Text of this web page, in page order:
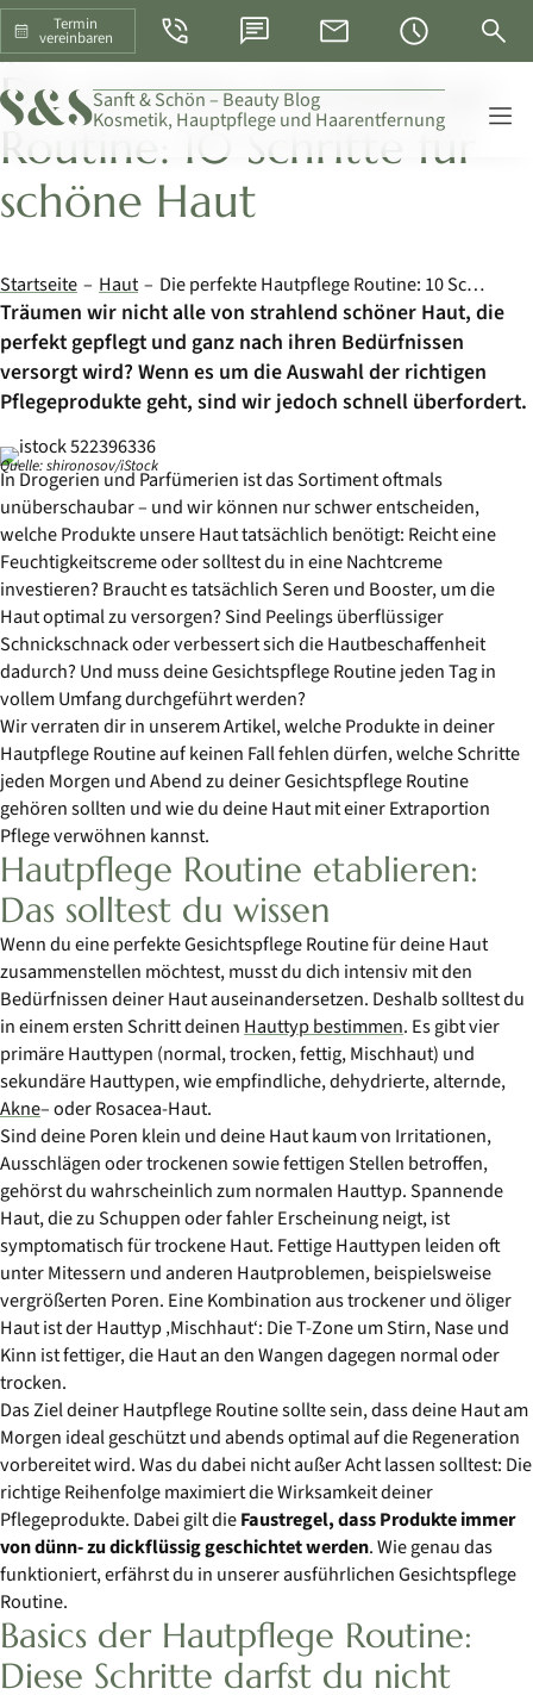
Termin
vereinbaren
Telefon WhatsApp E-Mail Öffnungszeiten
Sanft & Schön – Beauty Blog
Kosmetik, Hauptpflege und Haarentfernung
HAUT
Die perfekte Hautpflege
Routine: 10 Schritte für
schöne Haut
Startseite Haut Die perfekte Hautpflege Routine: 10 Schritte für schöne Haut
Träumen wir nicht alle von strahlend schöner Haut, die
perfekt gepflegt und ganz nach ihren Bedürfnissen
versorgt wird? Wenn es um die Auswahl der richtigen
Pflegeprodukte geht, sind wir jedoch schnell überfordert.
Quelle: shironosov/iStock
In Drogerien und Parfümerien ist das Sortiment oftmals
unüberschaubar – und wir können nur schwer entscheiden,
welche Produkte unsere Haut tatsächlich benötigt: Reicht eine
Feuchtigkeitscreme oder solltest du in eine Nachtcreme
investieren? Braucht es tatsächlich Seren und Booster, um die
Haut optimal zu versorgen? Sind Peelings überflüssiger
Schnickschnack oder verbessert sich die Hautbeschaffenheit
dadurch? Und muss deine Gesichtspflege Routine jeden Tag in
vollem Umfang durchgeführt werden?
Wir verraten dir in unserem Artikel, welche Produkte in deiner
Hautpflege Routine auf keinen Fall fehlen dürfen, welche Schritte
jeden Morgen und Abend zu deiner Gesichtspflege Routine
gehören sollten und wie du deine Haut mit einer Extraportion
Pflege verwöhnen kannst.
Hautpflege Routine etablieren:
Das solltest du wissen
Wenn du eine perfekte Gesichtspflege Routine für deine Haut
zusammenstellen möchtest, musst du dich intensiv mit den
Bedürfnissen deiner Haut auseinandersetzen. Deshalb solltest du
in einem ersten Schritt deinen Hauttyp bestimmen. Es gibt vier
primäre Hauttypen (normal, trocken, fettig, Mischhaut) und
sekundäre Hauttypen, wie empfindliche, dehydrierte, alternde,
Akne– oder Rosacea-Haut.
Sind deine Poren klein und deine Haut kaum von Irritationen,
Ausschlägen oder trockenen sowie fettigen Stellen betroffen,
gehörst du wahrscheinlich zum normalen Hauttyp. Spannende
Haut, die zu Schuppen oder fahler Erscheinung neigt, ist
symptomatisch für trockene Haut. Fettige Hauttypen leiden oft
unter Mitessern und anderen Hautproblemen, beispielsweise
vergrößerten Poren. Eine Kombination aus trockener und öliger
Haut ist der Hauttyp ‚Mischhaut‘: Die T-Zone um Stirn, Nase und
Kinn ist fettiger, die Haut an den Wangen dagegen normal oder
trocken.
Das Ziel deiner Hautpflege Routine sollte sein, dass deine Haut am
Morgen ideal geschützt und abends optimal auf die Regeneration
vorbereitet wird. Was du dabei nicht außer Acht lassen solltest: Die
richtige Reihenfolge maximiert die Wirksamkeit deiner
Pflegeprodukte. Dabei gilt dieFaustregel, dass Produkte immer
von dünn- zu dickflüssig geschichtet werden. Wie genau das
funktioniert, erfährst du in unserer ausführlichen Gesichtspflege
Routine.
Basics der Hautpflege Routine:
Diese Schritte darfst du nicht